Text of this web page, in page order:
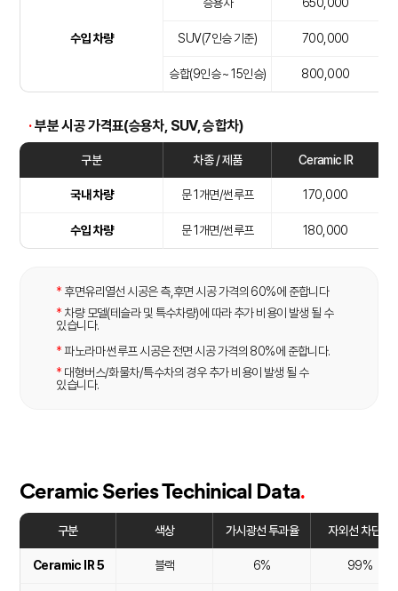
수입 차량 SUV(7인승 기준) 700,000
승합(9인승 ~ 15인승) 800,000
·부분 시공 가격표(승용차, SUV, 승합차)
구분 차종 / 제품 Ceramic IR
국내 차량 문 1개면/썬루프 170,000
수입 차량 문 1개면/썬루프 180,000
* 후면유리열선 시공은 측,후면 시공 가격의 60%에 준합니다
* 차량 모델(테슬라 및 특수차량)에 따라 추가 비용이 발생 될 수
있습니다.
*파노라마 썬루프 시공은 전면 시공 가격의 80%에 준합니다.
* 대형버스/화물차/특수차의 경우 추가 비용이 발생 될 수
있습니다.
Ceramic Series Techinical Data.
구분 색상 가시광선 투과율 자외선 차단율
Ceramic IR 5 블랙 6% 99%